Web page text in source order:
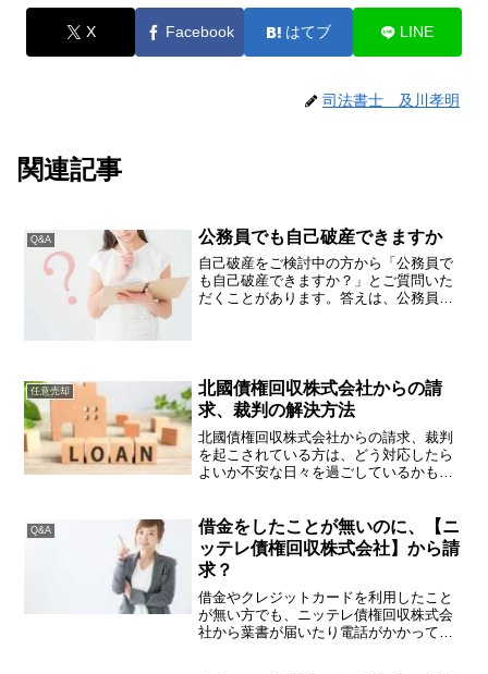
X Facebook はてブ LINE
司法書士 及川孝明
関連記事
Q&A 公務員でも自己破産できますか
自己破産をご検討中の方から「公務員で
も自己破産できますか？」とご質問いた
だくことがあります。答えは、公務員で
任意売却
北國債権回収株式会社からの請
求、裁判の解決方法
北國債権回収株式会社からの請求、裁判
を起こされている方は、どう対応したら
よいか不安な日々を過ごしているかもし
北國債権回収株式会社とは？北國債権回
収株式会社は、債権管理及...
Q&A
借金をしたことが無いのに、【ニ
ッテレ債権回収株式会社】から請
求？
借金やクレジットカードを利用したこと
が無い方でも、ニッテレ債権回収株式会
社から葉書が届いたり電話がかかって来